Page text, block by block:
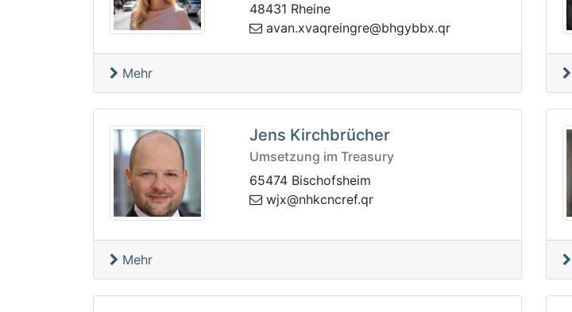
48431 Rheine
rq.xbbyghb@ergn
ierqavx.nava
Mehr
Jens Kirchbrücher
Umsetzung im Treasury
65474 Bischofsheim
rq.fercn
ckhn@xjw
Mehr